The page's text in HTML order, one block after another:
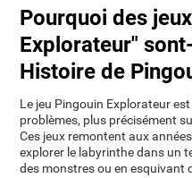
Pourquoi des
Explorateur"
Histoire de
Le jeu Pingouin Explorateur
problèmes, plus précisément
Ces jeux remontent aux
explorer le labyrinthe dans un
des monstres ou en esquivant